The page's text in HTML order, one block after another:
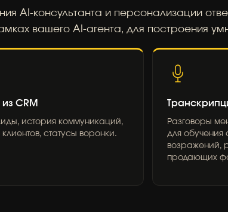
AI-консультанта и персонализации
вашего AI-агента, для построения
CRM
история коммуникаций,
статусы воронки.
Разговоры
для обучения
возражений,
продающих